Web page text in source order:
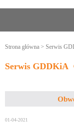
Strona główna > Serwis
Serwis GDDKiA
01-04-2021